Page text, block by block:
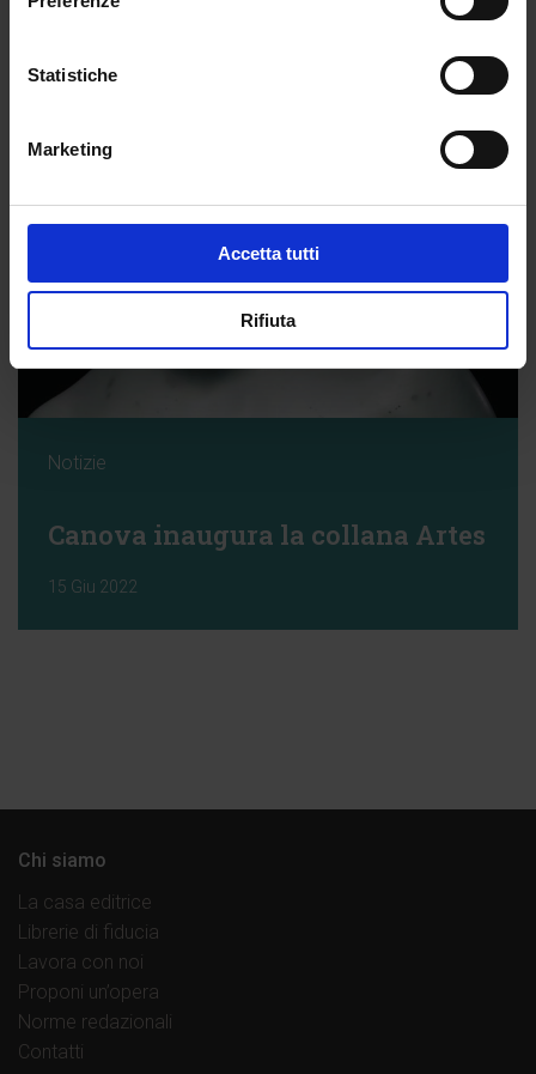
Statistiche
Marketing
Accetta tutti
Rifiuta
Notizie
Canova inaugura la collana Artes
15 Giu 2022
Chi siamo
La casa editrice
Librerie di fiducia
Lavora con noi
Proponi un’opera
Norme redazionali
Contatti